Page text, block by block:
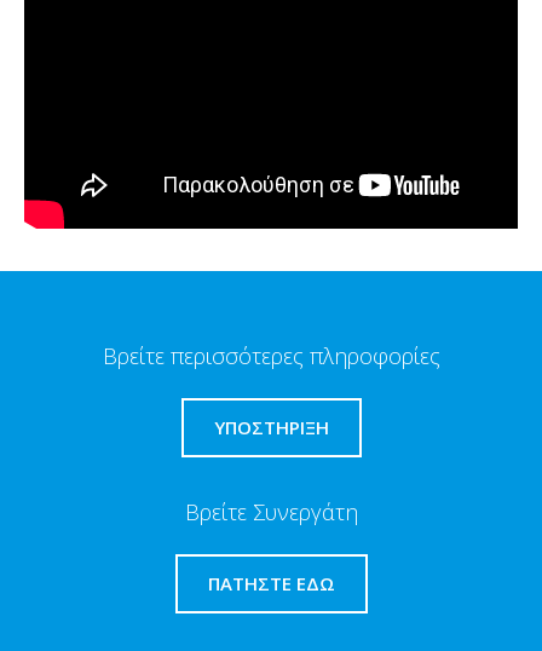
Βρείτε περισσότερες πληροφορίες
ΥΠΟΣΤΗΡΙΞΗ
Βρείτε Συνεργάτη
ΠΑΤΉΣΤΕ ΕΔΏ